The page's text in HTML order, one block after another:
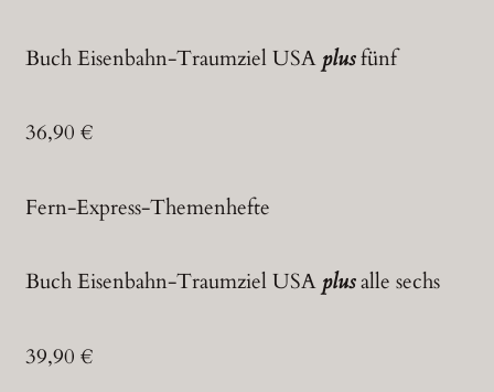
Buch Eisenbahn-Traumziel USA plusfünf
36,90 €
Buch Eisenbahn-Traumziel USA plusalle sechs
Fern-Express-Themenhefte
39,90 €